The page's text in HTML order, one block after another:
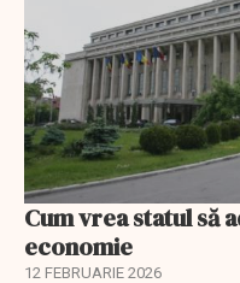
Cum vrea statul să
economie
12 FEBRUARIE 2026